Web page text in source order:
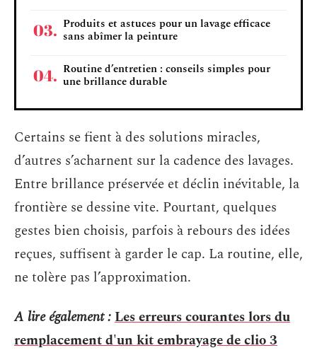
Produits et astuces pour un lavage efficace
sans abîmer la peinture
Routine d’entretien : conseils simples pour
une brillance durable
Certains se fient à des solutions miracles,
d’autres s’acharnent sur la cadence des lavages.
Entre brillance préservée et déclin inévitable, la
frontière se dessine vite. Pourtant, quelques
gestes bien choisis, parfois à rebours des idées
reçues, suffisent à garder le cap. La routine, elle,
ne tolère pas l’approximation.
A lire également :Les erreurs courantes lors du
remplacement d'un kit embrayage de clio 3